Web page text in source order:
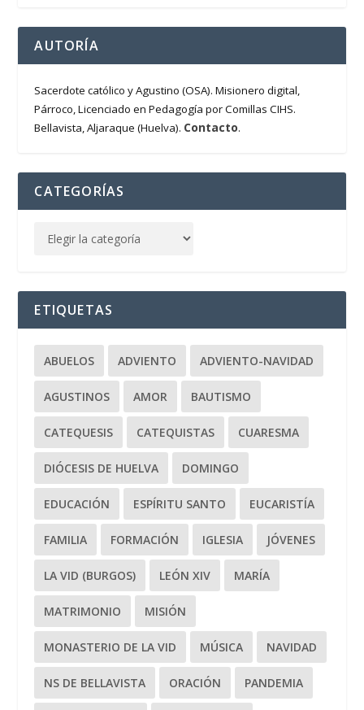
AUTORÍA
Sacerdote católico y Agustino (OSA). Misionero digital,
Párroco, Licenciado en Pedagogía por Comillas CIHS.
Bellavista, Aljaraque (Huelva). Contacto.
CATEGORÍAS
ETIQUETAS
ABUELOS ADVIENTO ADVIENTO-NAVIDAD
AGUSTINOS AMOR BAUTISMO
CATEQUESIS CATEQUISTAS CUARESMA
DIÓCESIS DE HUELVA DOMINGO
EDUCACIÓN ESPÍRITU SANTO EUCARISTÍA
FAMILIA FORMACIÓN IGLESIA JÓVENES
LA VID (BURGOS) LEÓN XIV MARÍA
MATRIMONIO MISIÓN
MONASTERIO DE LA VID MÚSICA NAVIDAD
NS DE BELLAVISTA ORACIÓN PANDEMIA